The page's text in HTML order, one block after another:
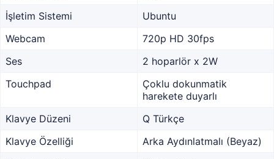
İşletim Sistemi
Ubuntu
Webcam
720p HD 30fps
Ses
2 hoparlör x 2W
Touchpad
Çoklu dokunmatik
harekete duyarlı
Klavye Düzeni
Q Türkçe
Klavye Özelliği
Arka Aydınlatmalı (Beyaz)